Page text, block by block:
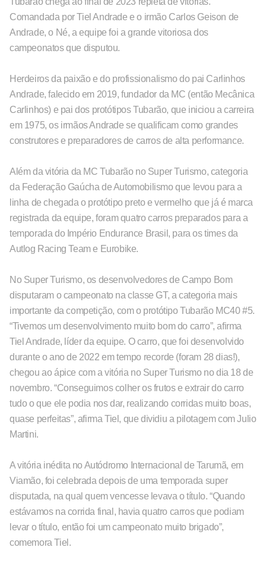
Comandada por Tiel Andrade e o irmão Carlos Geison de
Andrade, o Né, a equipe foi a grande vitoriosa dos
campeonatos que disputou.
Herdeiros da paixão e do profissionalismo do pai Carlinhos
Andrade, falecido em 2019, fundador da MC (então Mecânica
Carlinhos) e pai dos protótipos Tubarão, que iniciou a carreira
em 1975, os irmãos Andrade se qualificam como grandes
construtores e preparadores de carros de alta performance.
Além da vitória da MC Tubarão no Super Turismo, categoria
da Federação Gaúcha de Automobilismo que levou para a
linha de chegada o protótipo preto e vermelho que já é marca
registrada da equipe, foram quatro carros preparados para a
temporada do Império Endurance Brasil, para os times da
Autlog Racing Team e Eurobike.
No Super Turismo, os desenvolvedores de Campo Bom
disputaram o campeonato na classe GT, a categoria mais
importante da competição, com o protótipo Tubarão MC40 #5.
“Tivemos um desenvolvimento muito bom do carro”, afirma
Tiel Andrade, líder da equipe. O carro, que foi desenvolvido
durante o ano de 2022 em tempo recorde (foram 28 dias!),
chegou ao ápice com a vitória no Super Turismo no dia 18 de
novembro. “Conseguimos colher os frutos e extrair do carro
tudo o que ele podia nos dar, realizando corridas muito boas,
quase perfeitas”, afirma Tiel, que dividiu a pilotagem com Julio
Martini.
A vitória inédita no Autódromo Internacional de Tarumã, em
Viamão, foi celebrada depois de uma temporada super
disputada, na qual quem vencesse levava o título. “Quando
estávamos na corrida final, havia quatro carros que podiam
levar o título, então foi um campeonato muito brigado”,
comemora Tiel.